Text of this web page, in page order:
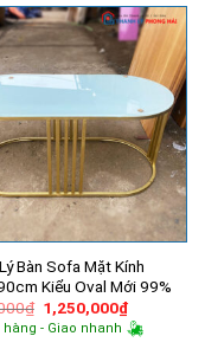
Bàn Sofa Mặt Kính
Kiểu Oval Mới 99%
₫ Giá
gốc
là:
1,250,000₫Giá
hiện
tại
hàng - Giao nhanh